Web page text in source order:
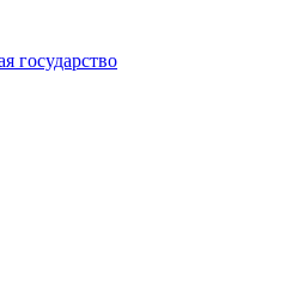
государство